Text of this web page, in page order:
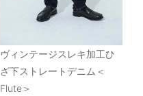
ヴィンテージスレキ加工ひ
ざ下ストレートデニム＜
Flute＞